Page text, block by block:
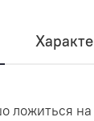
ложиться